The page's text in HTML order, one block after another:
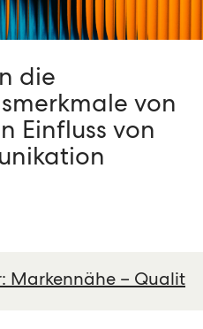
die
von
Einfluss von
Markennähe –